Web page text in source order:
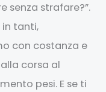
senza strafare?”.
tanti,
con costanza e
corsa al
pesi. E se ti